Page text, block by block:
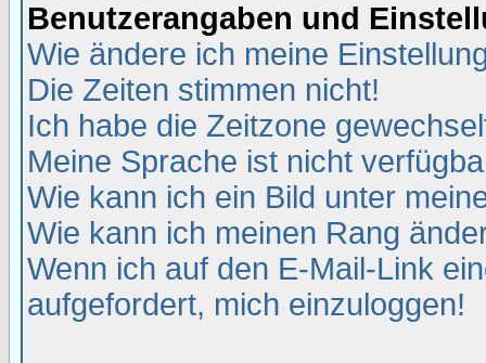
Benutzerangaben und
Wie ändere ich meine
Die Zeiten stimmen nicht!
Ich habe die Zeitzone
Meine Sprache ist nicht
Wie kann ich ein Bild unter
Wie kann ich meinen Rang
Wenn ich auf den E-Mail-Link
aufgefordert, mich einzuloggen!